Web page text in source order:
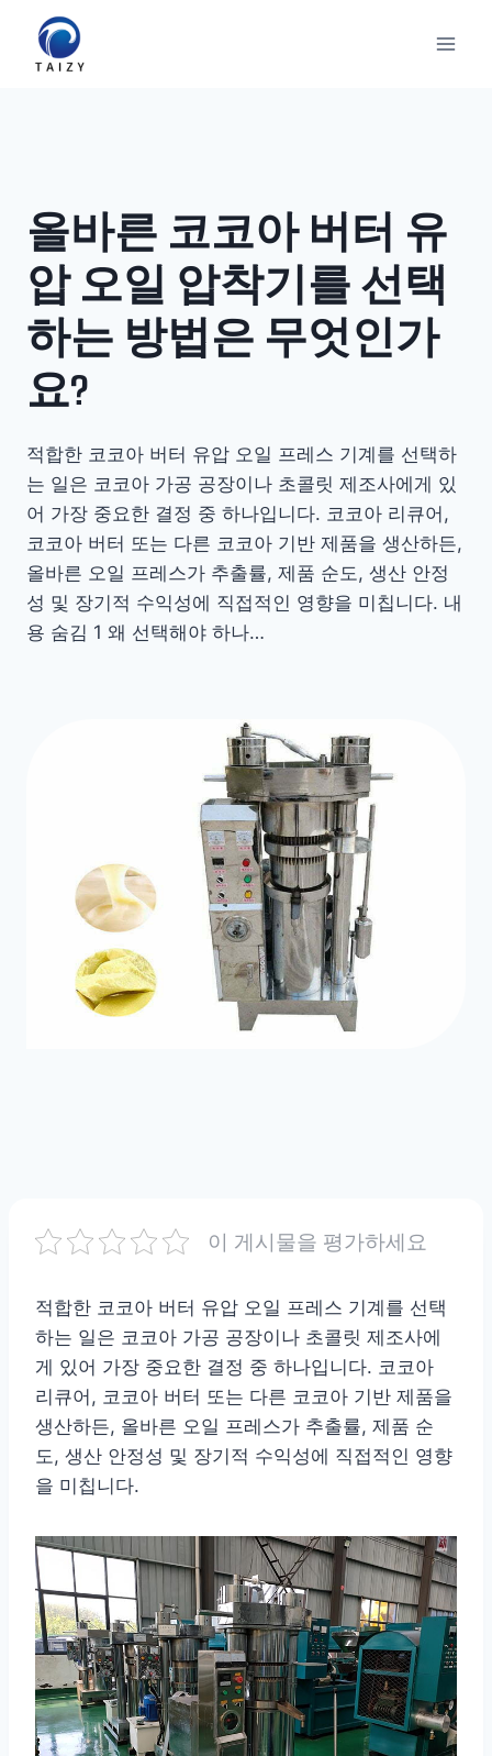
content
올바른 코코아 버터 유
압 오일 압착기를 선택
하는 방법은 무엇인가
요?
적합한 코코아 버터 유압 오일 프레스 기계를 선택하
는 일은 코코아 가공 공장이나 초콜릿 제조사에게 있
어 가장 중요한 결정 중 하나입니다. 코코아 리큐어,
코코아 버터 또는 다른 코코아 기반 제품을 생산하든,
올바른 오일 프레스가 추출률, 제품 순도, 생산 안정
성 및 장기적 수익성에 직접적인 영향을 미칩니다. 내
용 숨김 1 왜 선택해야 하나…
이 게시물을 평가하세요
적합한 코코아 버터 유압 오일 프레스 기계를 선택
하는 일은 코코아 가공 공장이나 초콜릿 제조사에
게 있어 가장 중요한 결정 중 하나입니다. 코코아
리큐어, 코코아 버터 또는 다른 코코아 기반 제품을
생산하든, 올바른 오일 프레스가 추출률, 제품 순
도, 생산 안정성 및 장기적 수익성에 직접적인 영향
을 미칩니다.